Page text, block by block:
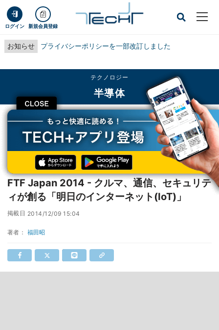
ログイン 新規会員登録
お知らせ プライバシーポリシーを一部改訂しました
CLOSE
テクノロジー
半導体
TECH+ テクノロジー
半導体
FTF Japan 2014 - クルマ、通信、セキュリティが創る「明日のインターネット
レポート
FTF Japan 2014 - クルマ、通信、セキュリテ
ィが創る「明日のインターネット(IoT)」
掲載日 2014/12/09 15:04
著者： 福田昭